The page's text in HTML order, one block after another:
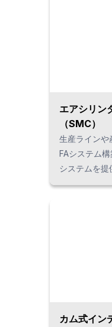
エアシリン
（SMC）
生産ラインや
FAシステム
システムを提
機器（シリン
カム式イン